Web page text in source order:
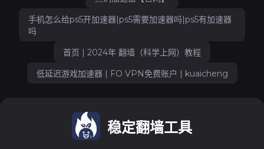
手机怎么给ps5开加速器|ps5需要加速器吗|ps5有加速器
吗
首页 | 2024年 翻墙（科学上网）教程
低延迟游戏加速器 | FO VPN免费账户 | kuaicheng
稳定翻墙工具